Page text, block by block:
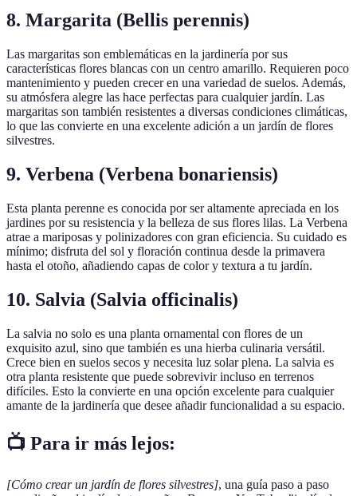
8. Margarita (Bellis perennis)
Las margaritas son emblemáticas en la jardinería por sus
características flores blancas con un centro amarillo. Requieren poco
mantenimiento y pueden crecer en una variedad de suelos. Además,
su atmósfera alegre las hace perfectas para cualquier jardín. Las
margaritas son también resistentes a diversas condiciones climáticas,
lo que las convierte en una excelente adición a un jardín de flores
silvestres.
9. Verbena (Verbena bonariensis)
Esta planta perenne es conocida por ser altamente apreciada en los
jardines por su resistencia y la belleza de sus flores lilas. La Verbena
atrae a mariposas y polinizadores con gran eficiencia. Su cuidado es
mínimo; disfruta del sol y floración continua desde la primavera
hasta el otoño, añadiendo capas de color y textura a tu jardín.
10. Salvia (Salvia officinalis)
La salvia no solo es una planta ornamental con flores de un
exquisito azul, sino que también es una hierba culinaria versátil.
Crece bien en suelos secos y necesita luz solar plena. La salvia es
otra planta resistente que puede sobrevivir incluso en terrenos
difíciles. Esto la convierte en una opción excelente para cualquier
amante de la jardinería que desee añadir funcionalidad a su espacio.
📺 Para ir más lejos:
[Cómo crear un jardín de flores silvestres], una guía paso a paso